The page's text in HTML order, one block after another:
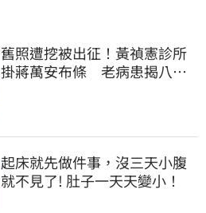
舊照遭挖被出征！黃禎憲診所
掛蔣萬安布條 老病患揭八仙
起床就先做件事，沒三天小腹
就不見了! 肚子一天天變小！